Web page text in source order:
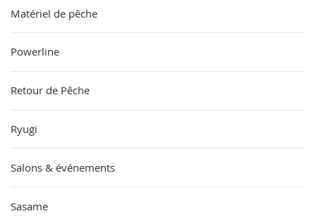
Matériel de pêche
Powerline
Retour de Pêche
Ryugi
Salons & événements
Sasame